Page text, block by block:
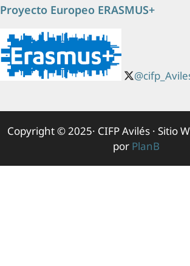
Proyecto Europeo ERASMUS+
Copyright © 2025· CIFP Avilés · Sitio
por PlanB